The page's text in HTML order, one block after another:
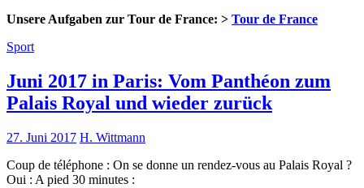
Unsere Aufgaben zur Tour de France: > Tour de France
Sport
Juni 2017 in Paris: Vom Panthéon zum
Palais Royal und wieder zurück
27. Juni 2017 H. Wittmann
Coup de téléphone : On se donne un rendez-vous au Palais Royal ?
Oui : A pied 30 minutes :